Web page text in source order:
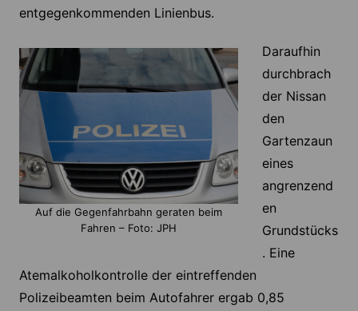
entgegenkommenden Linienbus.
Auf die Gegenfahrbahn geraten beim
Fahren – Foto: JPH
Daraufhin
durchbrach
der Nissan
den
Gartenzaun
eines
angrenzend
en
Grundstücks
. Eine
Atemalkoholkontrolle der eintreffenden
Polizeibeamten beim Autofahrer ergab 0,85